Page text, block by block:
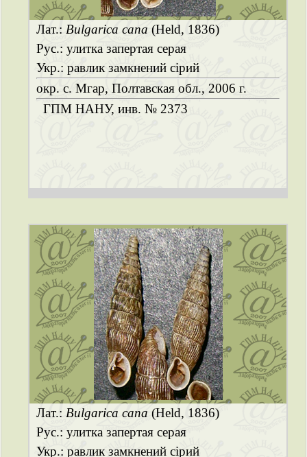
Лат.: Bulgarica cana (Held, 1836)
Рус.: улитка запертая серая
Укр.: равлик замкнений сірий
окр. с. Мгар, Полтавская обл., 2006 г.
ГПМ НАНУ, инв. № 2373
Лат.: Bulgarica cana (Held, 1836)
Рус.: улитка запертая серая
Укр.: равлик замкнений сірий